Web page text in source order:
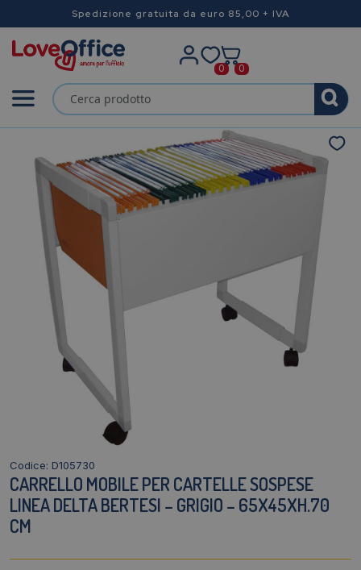
Spedizione gratuita da euro 85,00 + IVA
0 0
Codice: D105730
CARRELLO MOBILE PER CARTELLE SOSPESE
LINEA DELTA BERTESI – GRIGIO – 65X45XH.70
CM